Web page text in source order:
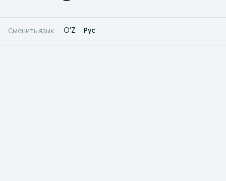
Сменить язык: O'Z Рус